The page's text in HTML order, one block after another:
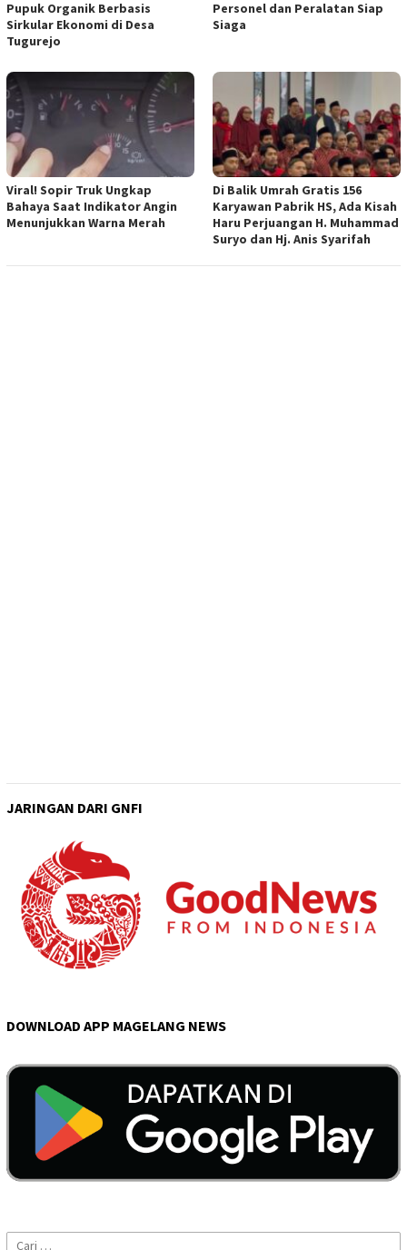
Pupuk Organik Berbasis
Sirkular Ekonomi di Desa
Tugurejo
Personel dan Peralatan Siap
Siaga
Viral! Sopir Truk Ungkap
Bahaya Saat Indikator Angin
Menunjukkan Warna Merah
Di Balik Umrah Gratis 156
Karyawan Pabrik HS, Ada Kisah
Haru Perjuangan H. Muhammad
Suryo dan Hj. Anis Syarifah
JARINGAN DARI GNFI
DOWNLOAD APP MAGELANG NEWS
Cari